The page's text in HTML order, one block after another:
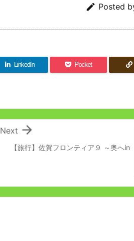
 Posted
LinkedIn Pocket
【旅行】佐賀フロンティア９ ～奥へin

Next